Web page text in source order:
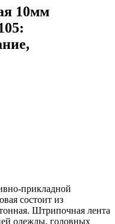
10мм
прикладной
состоит из
Штрипочная лента
одежды, головных